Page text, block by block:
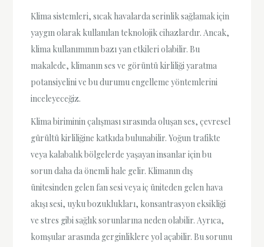
Klima sistemleri, sıcak havalarda serinlik sağlamak için
yaygın olarak kullanılan teknolojik cihazlardır. Ancak,
klima kullanımının bazı yan etkileri olabilir. Bu
makalede, klimanın ses ve görüntü kirliliği yaratma
potansiyelini ve bu durumu engelleme yöntemlerini
inceleyeceğiz.
Klima biriminin çalışması sırasında oluşan ses, çevresel
gürültü kirliliğine katkıda bulunabilir. Yoğun trafikte
veya kalabalık bölgelerde yaşayan insanlar için bu
sorun daha da önemli hale gelir. Klimanın dış
ünitesinden gelen fan sesi veya iç üniteden gelen hava
akışı sesi, uyku bozuklukları, konsantrasyon eksikliği
ve stres gibi sağlık sorunlarına neden olabilir. Ayrıca,
komşular arasında gerginliklere yol açabilir. Bu sorunu